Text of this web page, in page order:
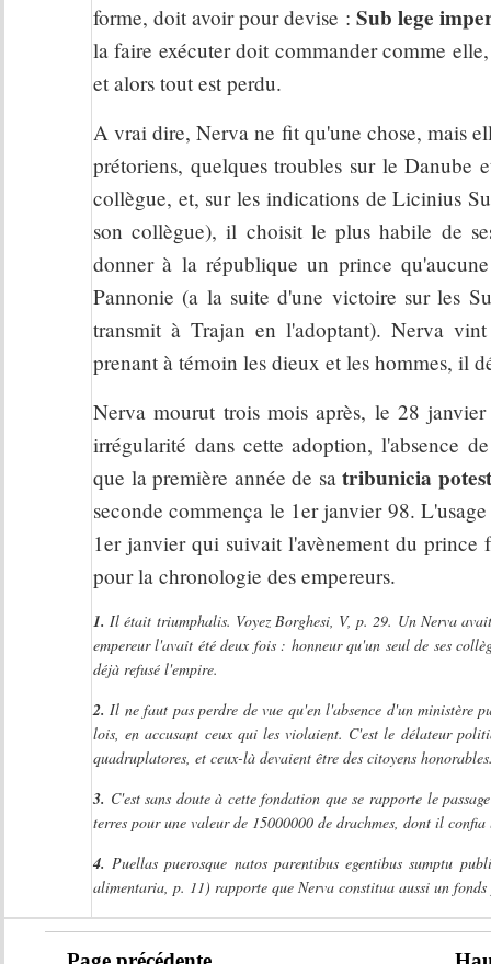
forme, doit avoir pour devise : Sub lege
la faire exécuter doit commander comme
et alors tout est perdu.
A vrai dire, Nerva ne fit qu'une chose, mais
prétoriens, quelques troubles sur le
collègue, et, sur les indications de Licinius
son collègue), il choisit le plus habile de
donner à la république un prince
Pannonie (a la suite d'une victoire sur les
transmit à Trajan en l'adoptant). Nerva
prenant à témoin les dieux et les hommes, il
Nerva mourut trois mois après, le 28
irrégularité dans cette adoption, l'absence
que la première année de satribunicia
seconde commença le 1er janvier 98.
1er janvier qui suivait l'avènement du prince
pour la chronologie des empereurs.
1. Il était triumphalis. Voyez Borghesi, V, p. 29. Un Nerva
empereur l'avait été deux fois : honneur qu'un seul de ses
déjà refusé l'empire.
2. Il ne faut pas perdre de vue qu'en l'absence d'un ministère
lois, en accusant ceux qui les violaient. C'est le délateur
quadruplatores, et ceux-là devaient être des citoyens
3. C'est sans doute à cette fondation que se rapporte le
terres pour une valeur de 15000000 de drachmes, dont il
4. Puellas puerosque natos parentibus egentibus sumptu
alimentaria, p. 11) rapporte que Nerva constitua aussi un